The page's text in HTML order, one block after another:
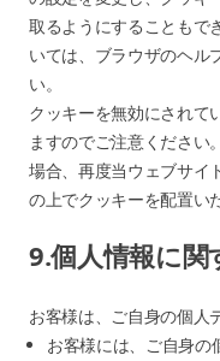
取るようにすることもで
いては、ブラウザのヘル
い。
クッキーを無効にされて
ますのでご注意ください
場合、再度当ウェブサイ
の上でクッキーを配置い
9.個人情報に
お客様は、ご自身の個人
お客様には、ご自身の